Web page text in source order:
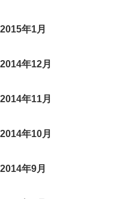
2015年1月
2014年12月
2014年11月
2014年10月
2014年9月